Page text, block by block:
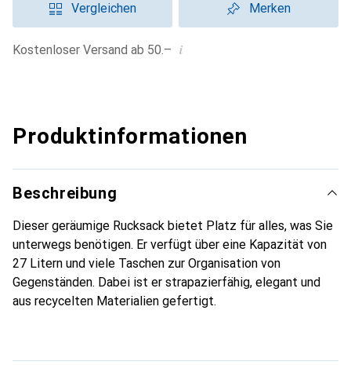
Vergleichen Merken
Kostenloser Versand ab 50.– i
Produktinformationen
Beschreibung
Dieser geräumige Rucksack bietet Platz für alles, was Sie
unterwegs benötigen. Er verfügt über eine Kapazität von
27 Litern und viele Taschen zur Organisation von
Gegenständen. Dabei ist er strapazierfähig, elegant und
aus recycelten Materialien gefertigt.